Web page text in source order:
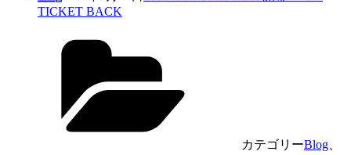
TICKET BACK
カテゴリーBlog